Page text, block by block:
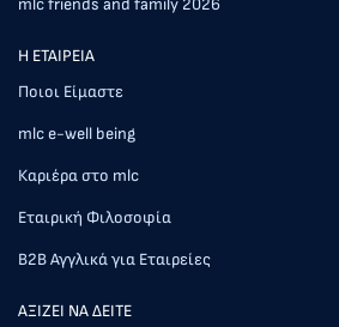
Η ΕΤΑΙΡΕΙΑ
Ποιοι Είμαστε
mlc e-well being
Καριέρα στο mlc
Εταιρική Φιλοσοφία
Β2Β Αγγλικά για Εταιρείες
AΞΙΖΕΙ ΝΑ ΔΕΙΤΕ